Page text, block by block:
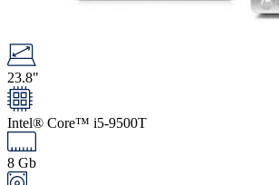
23.8"
Intel® Core™ i5-9500T
8 Gb